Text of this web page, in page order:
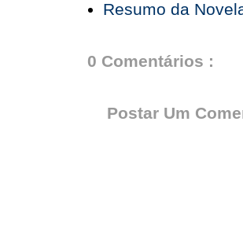
Resumo da
0 Comentários :
Postar Um